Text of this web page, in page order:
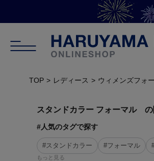
TOP レディース ウィメンズフォ
スタンドカラー フォーマル の
#人気のタグで探す
#スタンドカラー #フォーマル
もっと見る